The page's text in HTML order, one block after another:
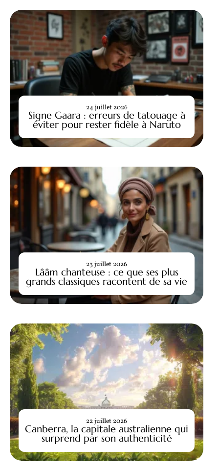
Signe Gaara : erreurs de tatouage à
éviter pour rester fidèle à Naruto
24 juillet 2026
Lââm chanteuse : ce que ses plus
grands classiques racontent de sa vie
23 juillet 2026
Canberra, la capitale australienne qui
surprend par son authenticité
22 juillet 2026